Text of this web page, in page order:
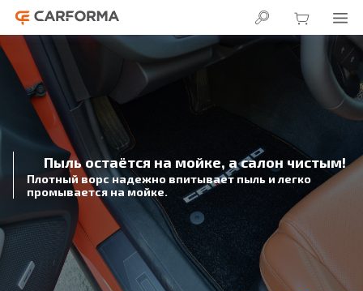
Пыль остаётся на мойке, а салон чистым!
Плотный ворс надежно впитывает пыль и легко
промывается на мойке.